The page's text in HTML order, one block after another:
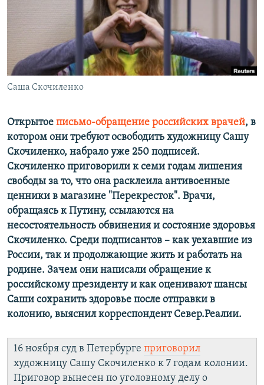
Все сайты РСЕ/РС
Саша Скочиленко
Открытое письмо-обращение российских врачей, в
котором они требуют освободить художницу Сашу
Скочиленко, набрало уже 250 подписей.
Скочиленко приговорили к семи годам лишения
свободы за то, что она расклеила антивоенные
ценники в магазине "Перекресток". Врачи,
обращаясь к Путину, ссылаются на
несостоятельность обвинения и состояние здоровья
Скочиленко. Среди подписантов – как уехавшие из
России, так и продолжающие жить и работать на
родине. Зачем они написали обращение к
российскому президенту и как оценивают шансы
Саши сохранить здоровье после отправки в
колонию, выяснил корреспондент Север.Реалии.
16 ноября суд в Петербурге приговорил
художницу Сашу Скочиленко к 7 годам колонии.
Приговор вынесен по уголовному делу о